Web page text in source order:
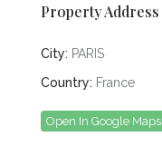
Property Address
City: PARIS
Country: France
Open In Google Maps